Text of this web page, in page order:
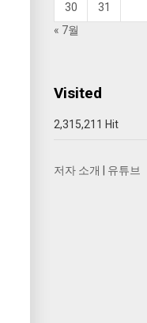
30
31
« 7월
Visited
2,315,211 Hit
저자 소개 유튜브